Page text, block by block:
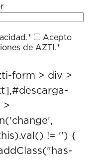
.*
Acepto
de AZTI.*
form > div >
>
!= '') {